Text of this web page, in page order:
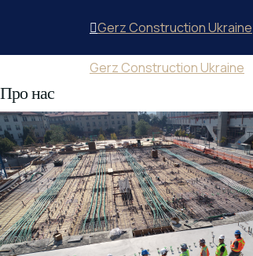
Gerz Construction Ukraine
Gerz Construction Ukraine
Про нас